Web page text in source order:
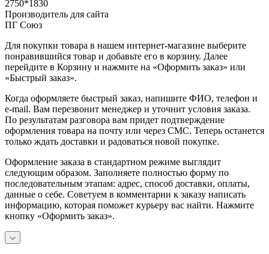
2750*1830
Производитель для сайта
ПГ Союз
Для покупки товара в нашем интернет-магазине выберите
понравившийся товар и добавьте его в корзину. Далее
перейдите в Корзину и нажмите на «Оформить заказ» или
«Быстрый заказ».
Когда оформляете быстрый заказ, напишите ФИО, телефон и
e-mail. Вам перезвонит менеджер и уточнит условия заказа.
По результатам разговора вам придет подтверждение
оформления товара на почту или через СМС. Теперь останется
только ждать доставки и радоваться новой покупке.
Оформление заказа в стандартном режиме выглядит
следующим образом. Заполняете полностью форму по
последовательным этапам: адрес, способ доставки, оплаты,
данные о себе. Советуем в комментарии к заказу написать
информацию, которая поможет курьеру вас найти. Нажмите
кнопку «Оформить заказ».